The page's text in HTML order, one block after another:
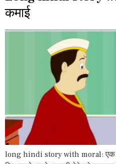
कमाई
long hindi story with moral: एक